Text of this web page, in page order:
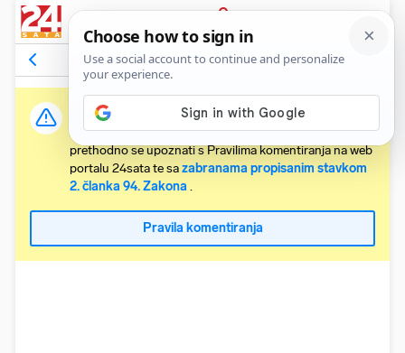
PRIJAVA
Komentari22 Relevantni
Važna obavijest:
Svaki korisnik koji želi komentirati članke obvezan je
prethodno se upoznati s Pravilima komentiranja na web
portalu 24sata te sazabranama propisanim stavkom
2. članka 94. Zakona .
Pravila komentiranja